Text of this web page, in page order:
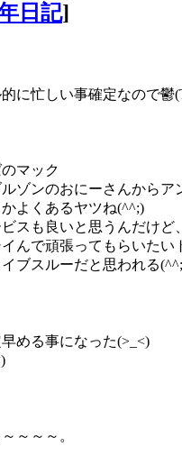
日記]
に忙しい事確定なので鬱
マック
ゾンのおにーさんからア
よくあるヤツね(^^;)
スも良いと思うんだけど
んで頑張ってもらいたい
ブスルーだと思われる
める事になった(>_<)
～～～。